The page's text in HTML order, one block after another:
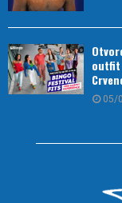
outfit
05/